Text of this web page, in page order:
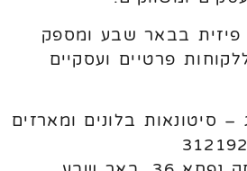
פיזית בבאר שבע ומספק
פרטיים ועסקיים
סיטונאות בלונים ומארזים